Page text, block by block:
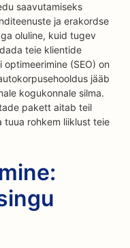
saavutamiseks
ja erakordse
oluline, kuid tugev
teie klientide
(SEO) on
jääb
kogukonnale silma.
pakett aitab teil
tuua rohkem liiklust teie